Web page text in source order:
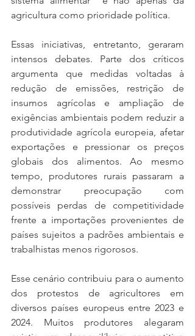
agricultura como prioridade política.
Essas iniciativas, entretanto, geraram
intensos debates. Parte dos críticos
argumenta que medidas voltadas à
redução de emissões, restrição de
insumos agrícolas e ampliação de
exigências ambientais podem reduzir a
produtividade agrícola europeia, afetar
exportações e pressionar os preços
globais dos alimentos. Ao mesmo
tempo, produtores rurais passaram a
demonstrar preocupação com
possíveis perdas de competitividade
frente a importações provenientes de
países sujeitos a padrões ambientais e
trabalhistas menos rigorosos.
Esse cenário contribuiu para o aumento
dos protestos de agricultores em
diversos países europeus entre 2023 e
2024. Muitos produtores alegaram